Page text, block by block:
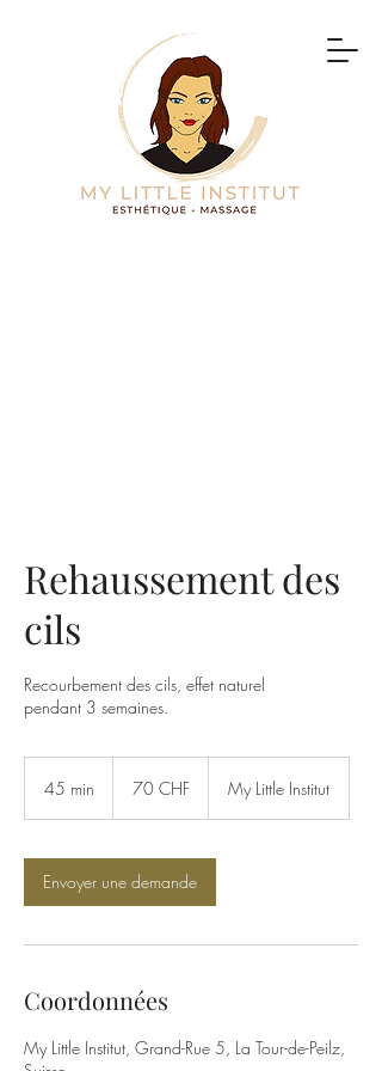
Rehaussement des
cils
Recourbement des cils, effet naturel
pendant 3 semaines.
45 min
i
n
suisses
70 CHF My Little Institut
Envoyer une demande
Coordonnées
My Little Institut, Grand-Rue 5, La Tour-de-Peilz,